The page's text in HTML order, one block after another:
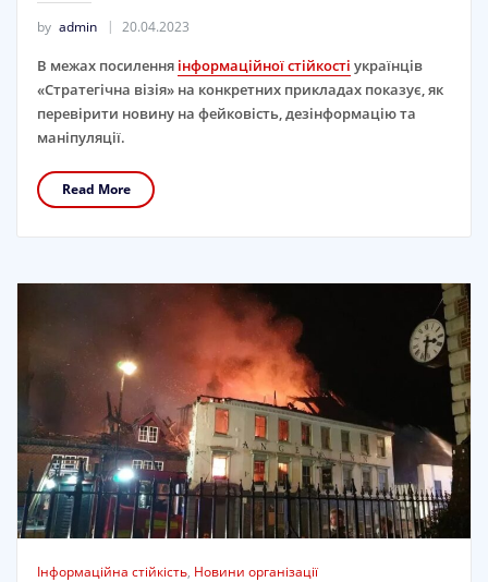
by admin 20.04.2023
В межах посилення інформаційної стійкості українців
«Стратегічна візія» на конкретних прикладах показує, як
перевірити новину на фейковість, дезінформацію та
маніпуляції.
Read More
Інформаційна стійкість, Новини організації